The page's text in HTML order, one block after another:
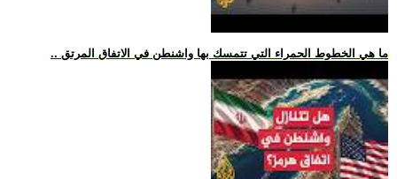
.. ما هي الخطوط الحمراء التي تتمسك بها واشنطن في الاتفاق المرتق